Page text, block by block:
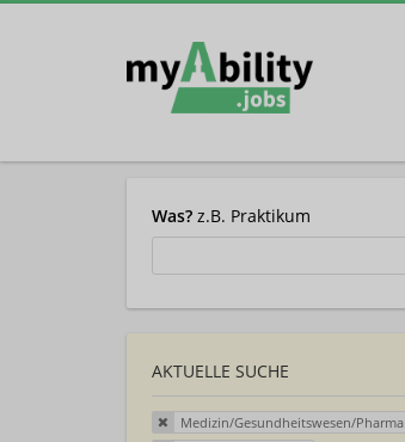
Was? z.B. Praktikum
AKTUELLE SUCHE
Medizin/Gesundheitswesen/Pharma